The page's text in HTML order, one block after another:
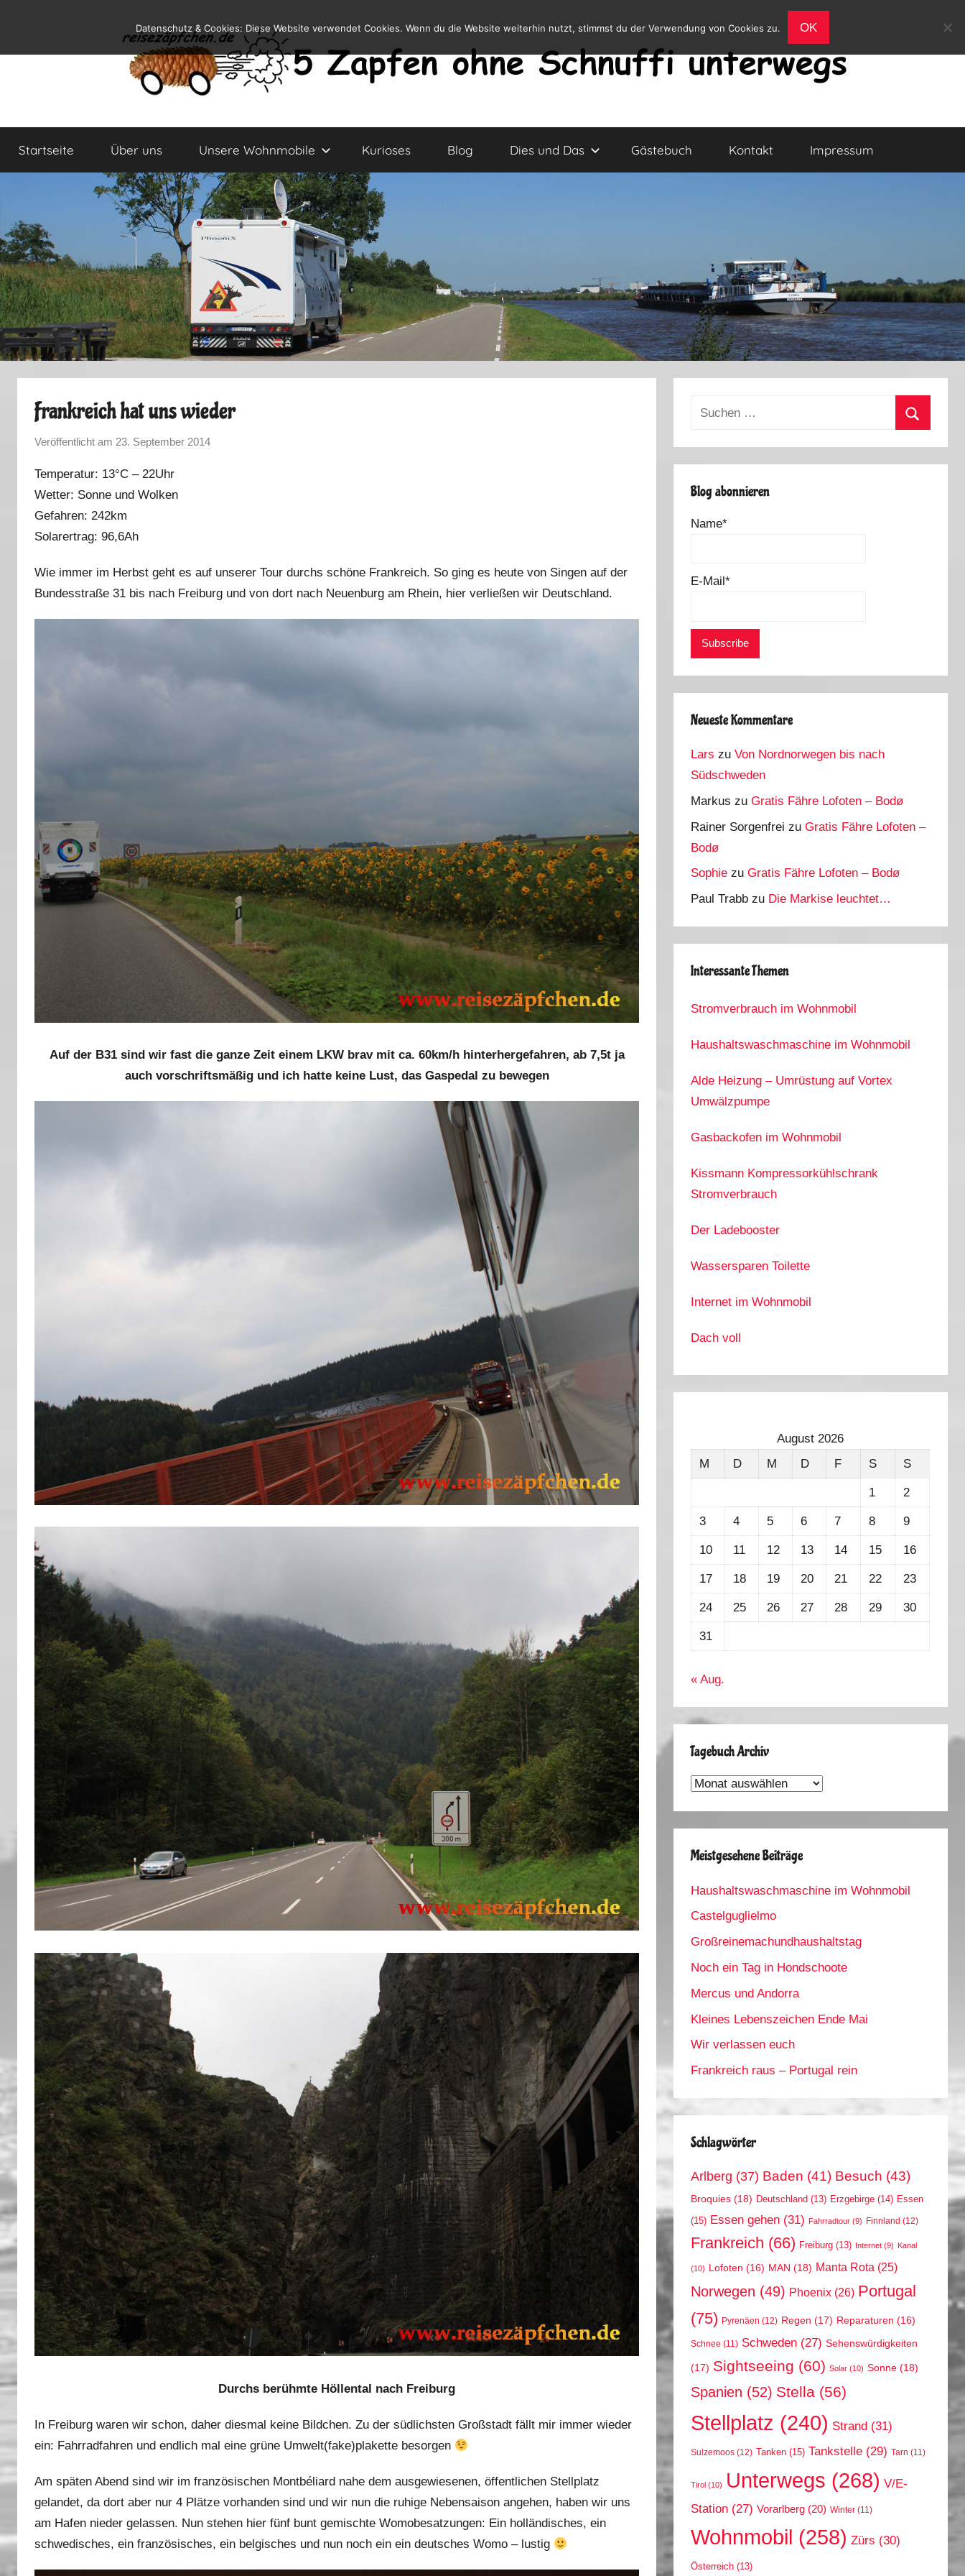
springen
Reiseblog
und
Leben
Wohnmobil
Startseite Über uns Unsere Wohnmobile Kurioses Blog Dies und Das Gästebuch Kontakt Impressum
Frankreich hat uns wieder
Veröffentlicht am 23. September 2014
u
s
Temperatur: 13°C – 22Uhr
Wetter: Sonne und Wolken
Gefahren: 242km
Solarertrag: 96,6Ah
Wie immer im Herbst geht es auf unserer Tour durchs schöne Frankreich. So ging es heute von Singen auf der
Bundesstraße 31 bis nach Freiburg und von dort nach Neuenburg am Rhein, hier verließen wir Deutschland.
Auf der B31 sind wir fast die ganze Zeit einem LKW brav mit ca. 60km/h hinterhergefahren, ab 7,5t ja
auch vorschriftsmäßig und ich hatte keine Lust, das Gaspedal zu bewegen
Durchs berühmte Höllental nach Freiburg
In Freiburg waren wir schon, daher diesmal keine Bildchen. Zu der südlichsten Großstadt fällt mir immer wieder
ein: Fahrradfahren und endlich mal eine grüne Umwelt(fake)plakette besorgen
Am späten Abend sind wir im französischen Montbéliard nahe dem ausgewiesenen, öffentlichen Stellplatz
gelandet, da dort aber nur 4 Plätze vorhanden sind und wir nun die ruhige Nebensaison angehen, haben wir uns
am Hafen nieder gelassen. Nun stehen hier fünf bunt gemischte Womobesatzungen: Ein holländisches, ein
schwedisches, ein französisches, ein belgisches und nun noch ein ein deutsches Womo – lustig
Suchen
Blog abonnieren
Name*
E-Mail*
Neueste Kommentare
Lars zuVon Nordnorwegen bis nach
Südschweden
Markus zuGratis Fähre Lofoten – Bodø
Rainer Sorgenfrei zuGratis Fähre Lofoten –
Bodø
Sophie zuGratis Fähre Lofoten – Bodø
Paul Trabb zu Die Markise leuchtet…
Interessante Themen
Stromverbrauch im Wohnmobil
Haushaltswaschmaschine im Wohnmobil
Alde Heizung – Umrüstung auf Vortex
Umwälzpumpe
Gasbackofen im Wohnmobil
Kissmann Kompressorkühlschrank
Stromverbrauch
Der Ladebooster
Wassersparen Toilette
Internet im Wohnmobil
Dach voll
August 2026
M
D M D F S S
1 2
3 4 5 6 7 8 9
10 11 12 13 14 15 16
17 18 19 20 21 22 23
24 25 26 27 28 29 30
31
« Aug.
Tagebuch Archiv
Tagebuch
Meistgesehene Beiträge
Haushaltswaschmaschine im Wohnmobil
Castelguglielmo
Großreinemachundhaushaltstag
Noch ein Tag in Hondschoote
Mercus und Andorra
Kleines Lebenszeichen Ende Mai
Wir verlassen euch
Frankreich raus – Portugal rein
Schlagwörter
Arlberg (37) Baden (41) Besuch (43)
Broquies (18) Deutschland (13) Erzgebirge (14) Essen
(15) Essen gehen (31) Fahrradtour (9) Finnland (12)
Frankreich (66) Freiburg (13) Internet (9) Kanal
(10) Lofoten (16) MAN (18) Manta Rota (25)
Norwegen (49) Phoenix (26) Portugal
(75) Pyrenäen (12) Regen (17) Reparaturen (16)
Schnee (11) Schweden (27) Sehenswürdigkeiten
(17) Sightseeing (60) Solar (10) Sonne (18)
Spanien (52) Stella (56)
Stellplatz (240) Strand (31)
Sulzemoos (12) Tanken (15) Tankstelle (29) Tarn (11)
Tirol (10) Unterwegs (268) V/E-
Station (27) Vorarlberg (20) Winter (11)
Wohnmobil (258) Zürs (30)
Österreich (13)
Datenschutz & Cookies: Diese Website verwendet Cookies. Wenn du die Website weiterhin nutzt, stimmst du der Verwendung von Cookies zu. OK